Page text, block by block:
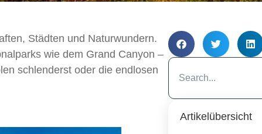
Städten und Naturwundern.
wie dem Grand Canyon –
schlenderst oder die endlosen
Artikelübersicht